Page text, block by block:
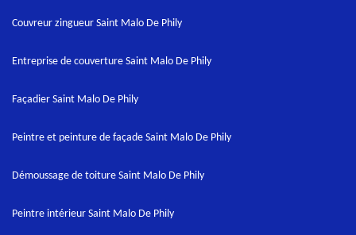
Couvreur zingueur Saint Malo De Phily
Entreprise de couverture Saint Malo De Phily
Façadier Saint Malo De Phily
Peintre et peinture de façade Saint Malo De Phily
Démoussage de toiture Saint Malo De Phily
Peintre intérieur Saint Malo De Phily